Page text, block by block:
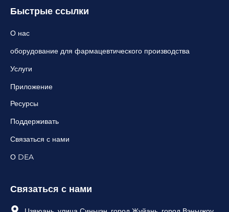
Быстрые ссылки
О нас
оборудование для фармацевтического производства
Услуги
Приложение
Ресурсы
Поддерживать
Связаться с нами
О DEA
Связаться с нами